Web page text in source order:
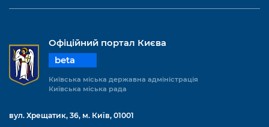
Офіційний портал Києва
beta
Київська міська державна адміністрація
Київська міська рада
вул. Хрещатик, 36, м. Київ, 01001